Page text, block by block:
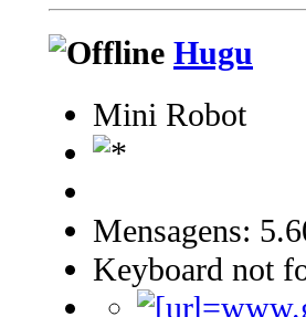
Hugu
Mini Robot
Mensagens:
Keyboard not